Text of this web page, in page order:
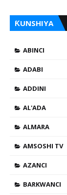
ƘUNSHIYA
ABINCI
ADABI
ADDINI
AL'ADA
ALMARA
AMSOSHI TV
AZANCI
BARKWANCI